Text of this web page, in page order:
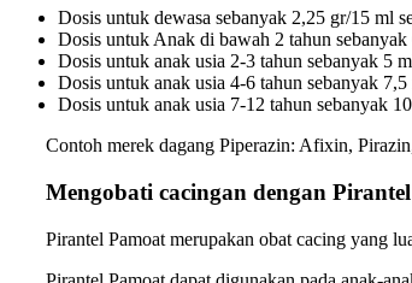
Dosis untuk dewasa sebanyak 2,25 gr/15 ml
Dosis untuk Anak di bawah 2 tahun
Dosis untuk anak usia 2-3 tahun sebanyak 5
Dosis untuk anak usia 4-6 tahun sebanyak
Dosis untuk anak usia 7-12 tahun sebanyak
Contoh merek dagang Piperazin: Afixin,
Mengobati cacingan dengan
Pirantel Pamoat merupakan obat cacing yang